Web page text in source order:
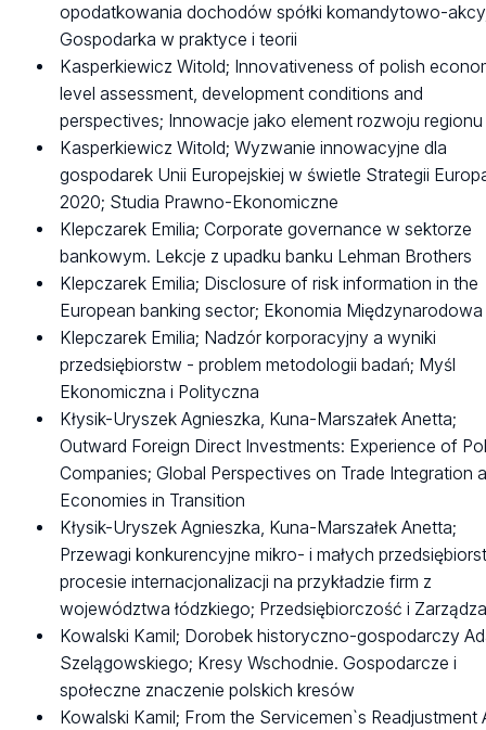
opodatkowania dochodów spółki komandytowo-
Gospodarka w praktyce i teorii
Kasperkiewicz Witold; Innovativeness of polish
level assessment, development conditions and
perspectives; Innowacje jako element rozwoju regionu
Kasperkiewicz Witold; Wyzwanie innowacyjne dla
gospodarek Unii Europejskiej w świetle Strategii
2020; Studia Prawno-Ekonomiczne
Klepczarek Emilia; Corporate governance w sektorze
bankowym. Lekcje z upadku banku Lehman Brothers
Klepczarek Emilia; Disclosure of risk information in the
European banking sector; Ekonomia Międzynarodowa
Klepczarek Emilia; Nadzór korporacyjny a wyniki
przedsiębiorstw - problem metodologii badań; Myśl
Ekonomiczna i Polityczna
Kłysik-Uryszek Agnieszka, Kuna-Marszałek Anetta;
Outward Foreign Direct Investments: Experience of
Companies; Global Perspectives on Trade Integration
Economies in Transition
Kłysik-Uryszek Agnieszka, Kuna-Marszałek Anetta;
Przewagi konkurencyjne mikro- i małych
procesie internacjonalizacji na przykładzie firm z
województwa łódzkiego; Przedsiębiorczość i
Kowalski Kamil; Dorobek historyczno-gospodarczy
Szelągowskiego; Kresy Wschodnie. Gospodarcze i
społeczne znaczenie polskich kresów
Kowalski Kamil; From the Servicemen`s Readjustment